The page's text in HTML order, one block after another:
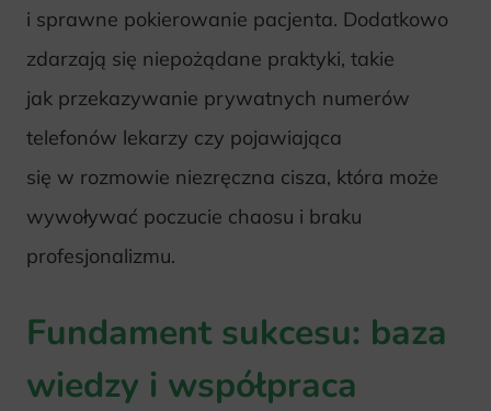
i sprawne pokierowanie pacjenta. Dodatkowo
zdarzają się niepożądane praktyki, takie
jak przekazywanie prywatnych numerów
telefonów lekarzy czy pojawiająca
się w rozmowie niezręczna cisza, która może
wywoływać poczucie chaosu i braku
profesjonalizmu.
Fundament sukcesu: baza
wiedzy i współpraca